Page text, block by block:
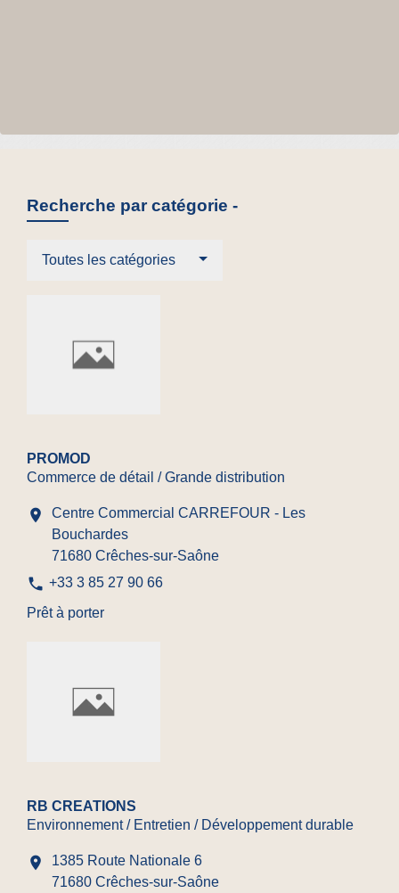
Recherche par catégorie -
Toutes les catégories
PROMOD
Commerce de détail / Grande distribution
location_on
Centre Commercial CARREFOUR - Les
Bouchardes
71680 Crêches-sur-Saône
phone +33 3 85 27 90 66
Prêt à porter
RB CREATIONS
Environnement / Entretien / Développement durable
location_on
1385 Route Nationale 6
71680 Crêches-sur-Saône